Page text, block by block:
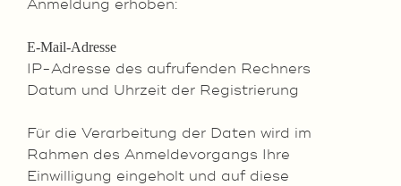
Anmeldung erhoben:
E-Mail-Adresse
IP-Adresse des aufrufenden Rechners
Datum und Uhrzeit der Registrierung
Für die Verarbeitung der Daten wird im
Rahmen des Anmeldevorgangs Ihre
Einwilligung eingeholt und auf diese